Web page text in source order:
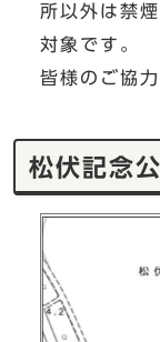
所以外は禁
対象です。
皆様のご協
松伏記念